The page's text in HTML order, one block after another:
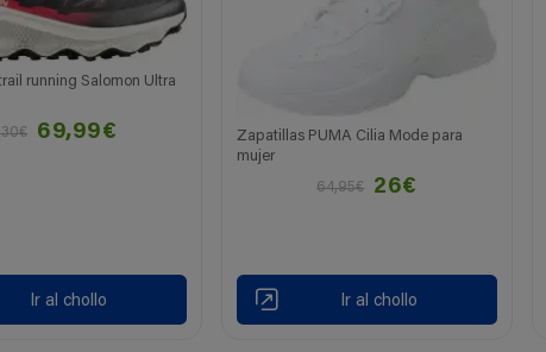
running Salomon Ultra
69,99€
Ir al chollo
Zapatillas PUMA Cilia Mode para
mujer
64,95€
26€
Ir al chollo